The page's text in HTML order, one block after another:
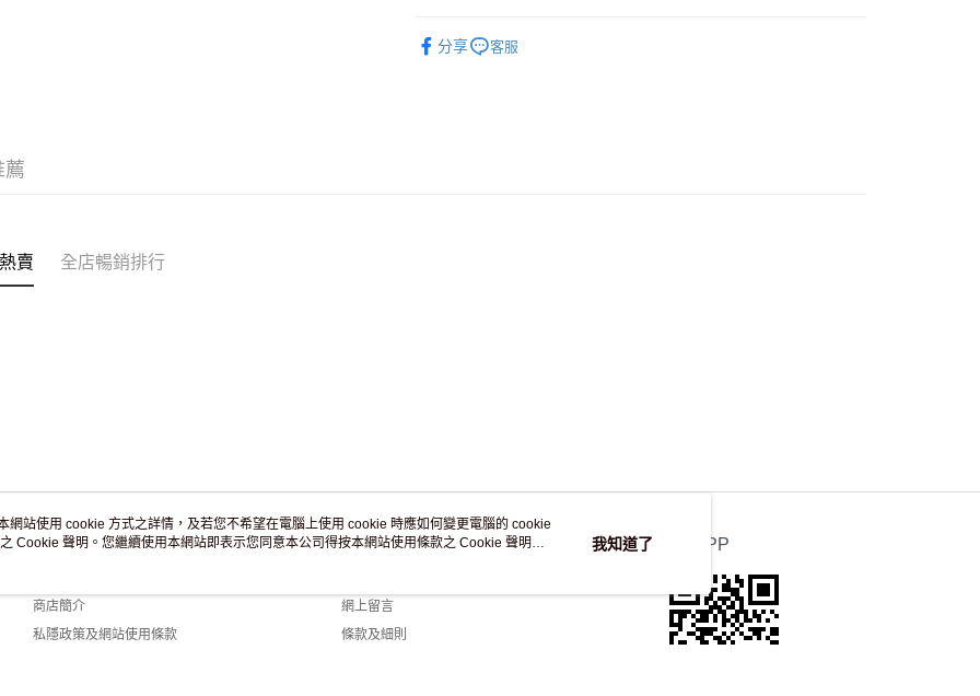
分享
客服
薦
賣 全店暢銷排行
關於我們
商店簡介
私隱政策及網站使用條款
客戶服務
網上留言
條款及細則
官方APP
網站使用 cookie 方式之詳情，及若您不希望在電腦上使用 cookie 時應如何變更電腦的 cookie
Cookie 聲明。您繼續使用本網站即表示您同意本公司得按本網站使用條款之 Cookie 聲明使
我知道了